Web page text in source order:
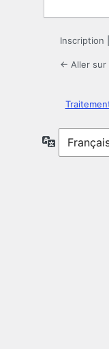
Inscription
← Aller sur
Langue